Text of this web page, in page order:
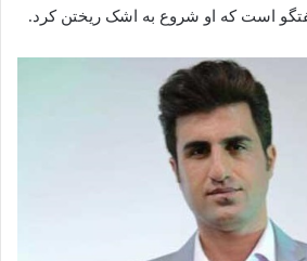
است که او شروع به اشک ریختن کرد.